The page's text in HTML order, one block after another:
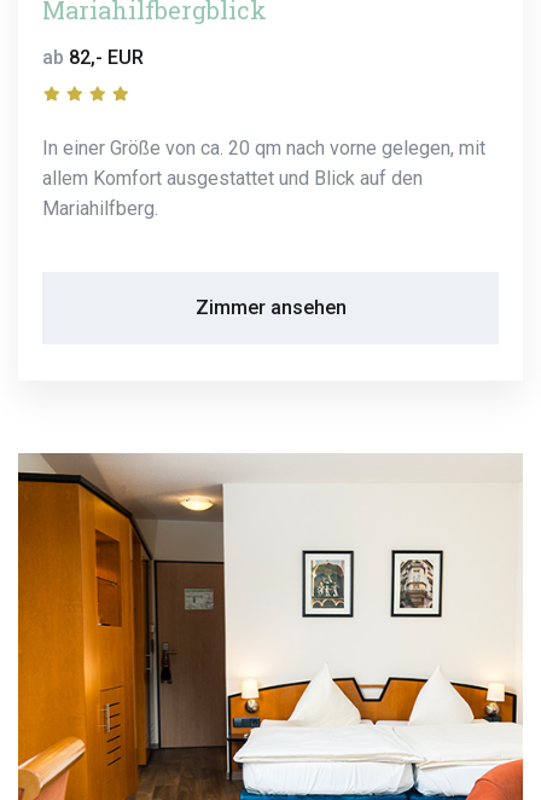
Mariahilfbergblick
ab 82,- EUR
In einer Größe von ca. 20 qm nach vorne gelegen, mit
allem Komfort ausgestattet und Blick auf den
Mariahilfberg.
Zimmer ansehen